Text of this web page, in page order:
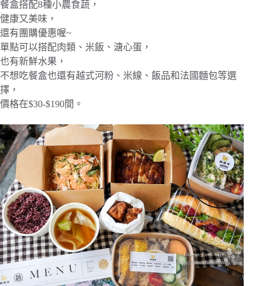
餐盒搭配8種小農食蔬，
健康又美味，
還有團購優惠喔~
單點可以搭配肉類、米飯、溏心蛋，
也有新鮮水果，
不想吃餐盒也還有越式河粉、米線、飯品和法國麵包等選
擇，
價格在$30-$190間。